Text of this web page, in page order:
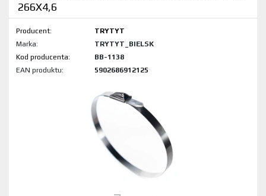
266X4,6
Producent:
TRYTYT
Marka:
TRYTYT_BIELSK
Kod produktu:
BB-1138
EAN produktu:
5902686912125